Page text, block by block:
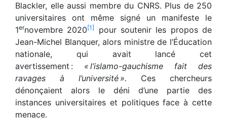
Blackler, elle aussi membre du CNRS. Plus de 250
universitaires ont même signé un manifeste le
1ernovembre 2020[1]
pour soutenir les propos de
Jean-Michel Blanquer, alors ministre de l’Éducation
nationale, qui avait lancé cet
avertissement : « l’islamo-gauchisme fait des
ravages à l’université ». Ces chercheurs
dénonçaient alors le déni d’une partie des
instances universitaires et politiques face à cette
menace.